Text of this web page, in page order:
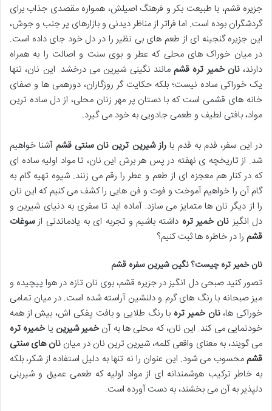
جزیره قشم، با طبیعت بکر و فرهنگ اصیلش، همواره مقصدی جذاب برای
گردشگران بوده است. اما فراتر از مناظر دیدنی و بازارهای پر جنب و جوش،
این جزیره گنجینه ای از طعم های بی نظیر را در دل خود جای داده است.
در میان خوراک های محلی که عطر و بوی سنت و اصالت را به همراه
دارند،نان خمیر تره قشم مانند نگینی شیرین می درخشد. این نان، تنها
یک خوراکی ساده نیست؛ بلکه حکایت گر روزگاران، دورهمی ها و صفای
خانه های قشمی است که با دستان پر مهر زنان محلی، از دل ساده ترین
مواد، بافتی لطیف و طعمی جادویی به خود می گیرد.
در این سفر، قدم به قدم با راز شیرین ترین نان سنتی قشم آشنا خواهیم
شد. از تاریخچه ی نهفته در پس هر برش این نان، تا مواد اولیه ساده ای
که در کنار هم معجزه ای از طعم و عطر را رقم می زنند. شیوه تهیه گام به
گام آن را خواهیم آموخت و فوت و فن هایی را کشف می کنیم که این نان
را از دیگر نان ها متمایز می سازد. آماده اید تا سفری به دنیای شیرین و
دل انگیز نان خمیر تره داشته باشیم و تجربه ای به یادماندنی ازسوغات
قشم را در خاطره ها ثبت کنیم؟
نان خمیر تره چیست؟ نگین شیرین سفره قشم
تصور کنید صبحی دل انگیز در جزیره قشم، بوی نان تازه در هوا پیچیده و
میز صبحانه با رنگ های گرم و دلنشین آراسته شده است. در میان تمامی
خوراکی ها،نان خمیر تره با رنگ طلایی و بافت پفکی اش، بیش از همه
خودنمایی می کند. این نان، که محلی ها به آنخمیر شیرین یاخمیره تره
می گویند، به معنای واقعی کلمه، شیرین ترین نان در میان نان های سنتی
قشم محسوب می شود. این عنوان را نه تنها به دلیل استفاده از شکر، بلکه
به خاطر ترکیب هوشمندانه ای از مواد اولیه که طعمی عمیق و شیرینی
دلپذیر به آن می بخشند، به دست آورده است.